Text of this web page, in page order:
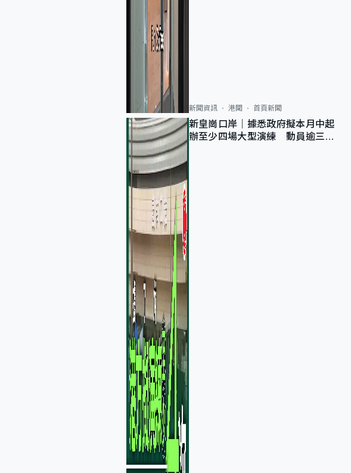
新聞資訊 港聞 首頁新聞
新皇崗口岸｜據悉政府擬本月中起
辦至少四場大型演練 動員逾三萬